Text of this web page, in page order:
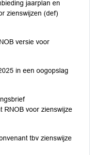
jaarplan en
zienswijzen (def)
versie voor
in een oogopslag
RNOB voor zienswijze
tbv zienswijze